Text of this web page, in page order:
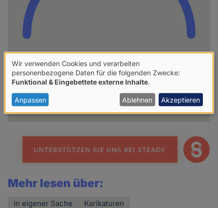
hpd
Weitere Artikel des Autoren
Mehr lesen über:
In eigener Sache Karikaturen
Verwendung
von
personenbezogenen
Daten
Wir verwenden Cookies und verarbeiten
personenbezogene Daten für die folgenden Zwecke:
Funktional & Eingebettete externe Inhalte.
Anpassen Ablehnen Akzeptieren